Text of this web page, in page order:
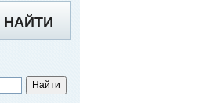
НАЙТИ